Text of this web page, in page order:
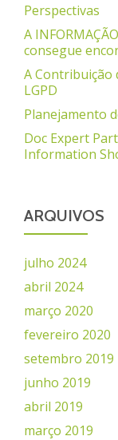
Perspectivas
A
consegue
A Contribuição
LGPD
Planejamento
Doc Expert
Information
ARQUIVOS
julho 2024
abril 2024
março 2020
fevereiro 2020
setembro 2019
junho 2019
abril 2019
março 2019